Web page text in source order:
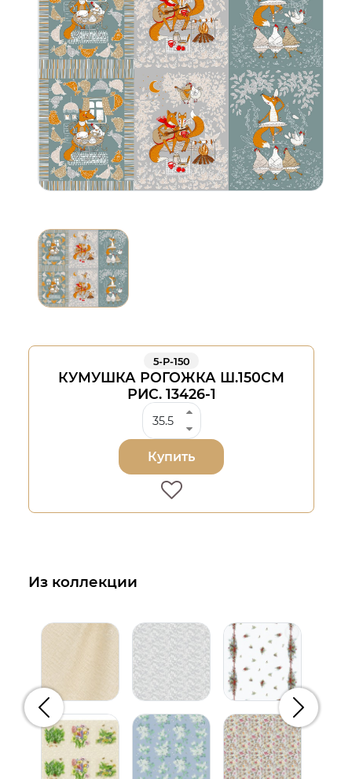
5-Р-150
КУМУШКА РОГОЖКА Ш.150СМ
РИС. 13426-1
Купить
Из коллекции
Предыдущий